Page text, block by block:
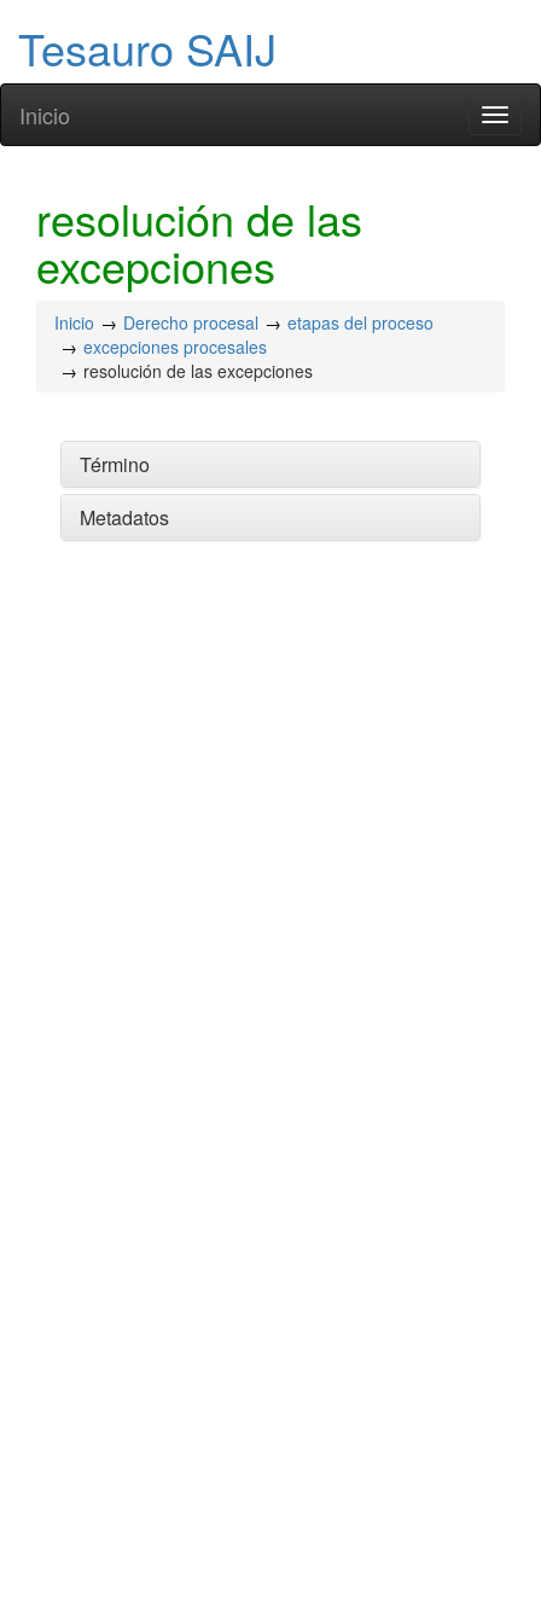
Tesauro SAIJ
Inicio
resolución de las
excepciones
Inicio Derecho procesal
etapas del proceso
excepciones procesales
resolución de las excepciones
Término
Metadatos